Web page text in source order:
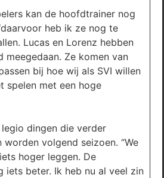
kan de hoofdtrainer nog
heb ik ze nog te
Lucas en Lorenz hebben
meegedaan. Ze komen van
bij hoe wij als SVI willen
spelen met een hoge
dingen die verder
volgend seizoen. “We
hoger leggen. De
iets beter. Ik heb nu al veel zin